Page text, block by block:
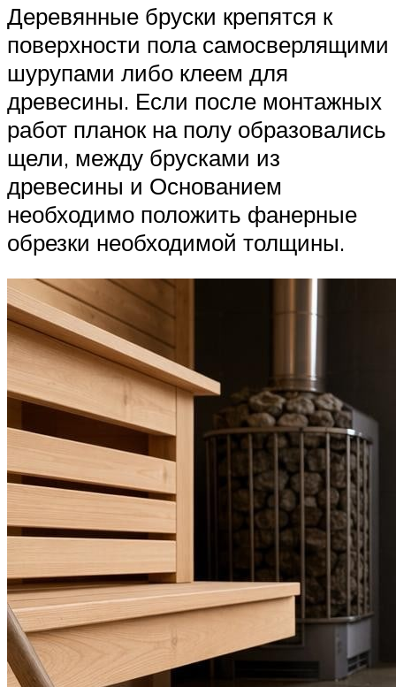
Деревянные бруски крепятся к
поверхности пола самосверлящими
шурупами либо клеем для
древесины. Если после монтажных
работ планок на полу образовались
щели, между брусками из
древесины и Основанием
необходимо положить фанерные
обрезки необходимой толщины.